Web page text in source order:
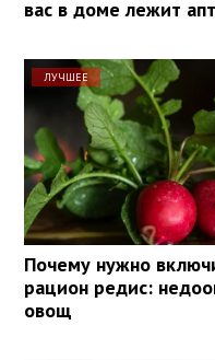
вас в доме лежит
ЛУЧШЕЕ
Почему нужно
рацион редис:
овощ